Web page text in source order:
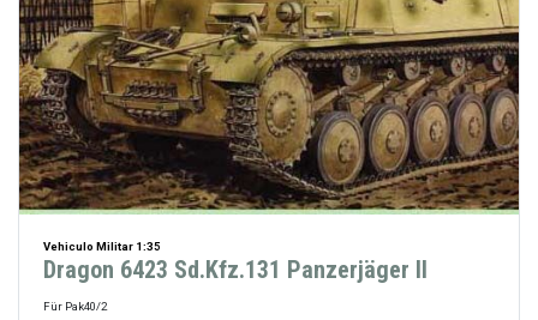
Vehiculo Militar 1:35
Dragon 6423 Sd.Kfz.131 Panzerjäger II
Für Pak40/2